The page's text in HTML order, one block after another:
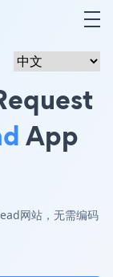
App
网站，无需编码